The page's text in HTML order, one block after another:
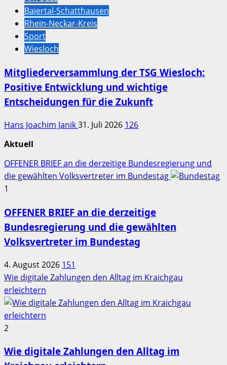
Baiertal-Schatthausen
Rhein-Neckar-Kreis
Sport
Wiesloch
Mitgliederversammlung der TSG Wiesloch:
Positive Entwicklung und wichtige
Entscheidungen für die Zukunft
Hans Joachim Janik31. Juli 2026 126
Aktuell
OFFENER BRIEF an die derzeitige Bundesregierung und
die gewählten Volksvertreter im Bundestag
1
OFFENER BRIEF an die derzeitige
Bundesregierung und die gewählten
Volksvertreter im Bundestag
4. August 2026 151
Wie digitale Zahlungen den Alltag im Kraichgau
erleichtern
2
Wie digitale Zahlungen den Alltag im